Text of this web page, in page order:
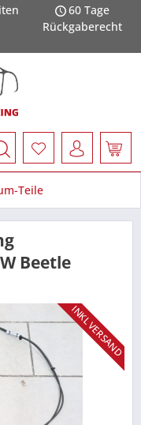
60 Tage
Rückgaberecht
Teile
Beetle
INKL VERSAND